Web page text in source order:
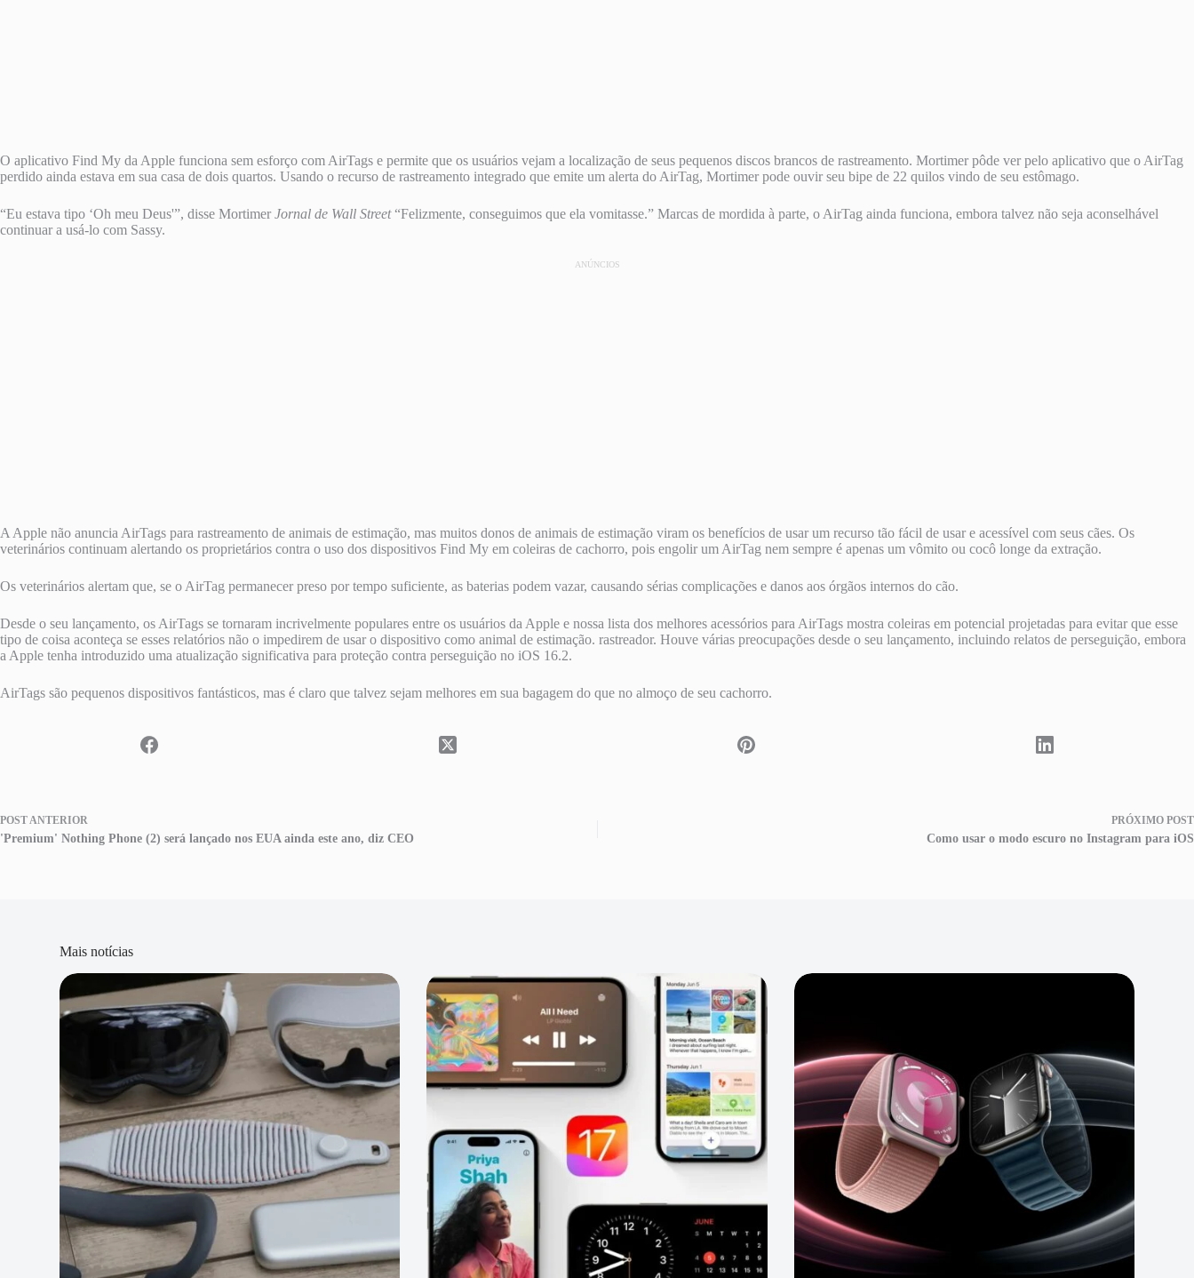
O aplicativo Find My da Apple funciona sem esforço com AirTags e permite que os usuários vejam a localização de seus pequenos discos brancos de rastreamento. Mortimer pôde ver pelo aplicativo que o AirTag
perdido ainda estava em sua casa de dois quartos. Usando o recurso de rastreamento integrado que emite um alerta do AirTag, Mortimer pode ouvir seu bipe de 22 quilos vindo de seu estômago.
“Eu estava tipo ‘Oh meu Deus'”, disse Mortimer Jornal de Wall Street“Felizmente, conseguimos que ela vomitasse.” Marcas de mordida à parte, o AirTag ainda funciona, embora talvez não seja aconselhável
continuar a usá-lo com Sassy.
ANÚNCIOS
A Apple não anuncia AirTags para rastreamento de animais de estimação, mas muitos donos de animais de estimação viram os benefícios de usar um recurso tão fácil de usar e acessível com seus cães. Os
veterinários continuam alertando os proprietários contra o uso dos dispositivos Find My em coleiras de cachorro, pois engolir um AirTag nem sempre é apenas um vômito ou cocô longe da extração.
Os veterinários alertam que, se o AirTag permanecer preso por tempo suficiente, as baterias podem vazar, causando sérias complicações e danos aos órgãos internos do cão.
Desde o seu lançamento, os AirTags se tornaram incrivelmente populares entre os usuários da Apple e nossa lista dos melhores acessórios para AirTags mostra coleiras em potencial projetadas para evitar que esse
tipo de coisa aconteça se esses relatórios não o impedirem de usar o dispositivo como animal de estimação. rastreador. Houve várias preocupações desde o seu lançamento, incluindo relatos de perseguição, embora
a Apple tenha introduzido uma atualização significativa para proteção contra perseguição no iOS 16.2.
AirTags são pequenos dispositivos fantásticos, mas é claro que talvez sejam melhores em sua bagagem do que no almoço de seu cachorro.
POSTANTERIOR
'Premium' Nothing Phone (2) será lançado nos EUA ainda este ano, diz CEO
PRÓXIMO POST
Como usar o modo escuro no Instagram para iOS
Mais notícias